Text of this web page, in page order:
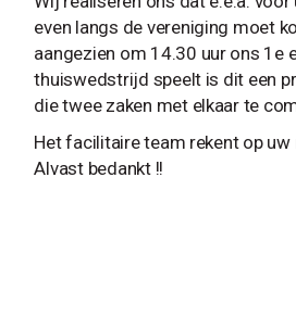
even langs de vereniging moet
aangezien om 14.30 uur ons 1e
thuiswedstrijd speelt is dit een
die twee zaken met elkaar te
Het facilitaire team rekent op uw
Alvast bedankt !!